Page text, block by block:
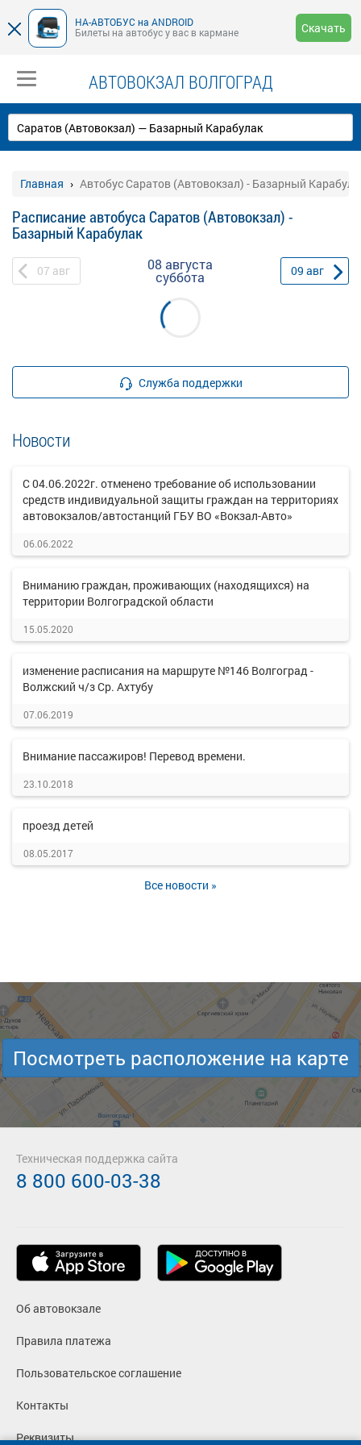
НА-АВТОБУС на ANDROID
Билеты на автобус у вас в кармане
Скачать
АВТОВОКЗАЛ ВОЛГОГРАД
Главная Автобус Саратов (Автовокзал) - Базарный
Расписание автобуса Саратов (Автовокзал) -
Базарный Карабулак
07 авг 08 августа
суббота 09 авг
Служба поддержки
Новости
С 04.06.2022г. отменено требование об использовании
средств индивидуальной защиты граждан на территориях
автовокзалов/автостанций ГБУ ВО «Вокзал-Авто»
06.06.2022
Вниманию граждан, проживающих (находящихся) на
территории Волгоградской области
15.05.2020
изменение расписания на маршруте №146 Волгоград -
Волжский ч/з Ср. Ахтубу
07.06.2019
Внимание пассажиров! Перевод времени.
23.10.2018
проезд детей
08.05.2017
Все новости »
Посмотреть расположение на карте
Об автовокзале
Правила платежа
Пользовательское соглашение
Контакты
Реквизиты
Техническая поддержка сайта
8 800 600-03-38